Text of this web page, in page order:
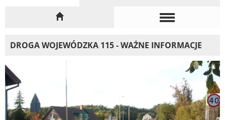
DROGA WOJEWÓDZKA 115 - WAŻNE INFORMACJE